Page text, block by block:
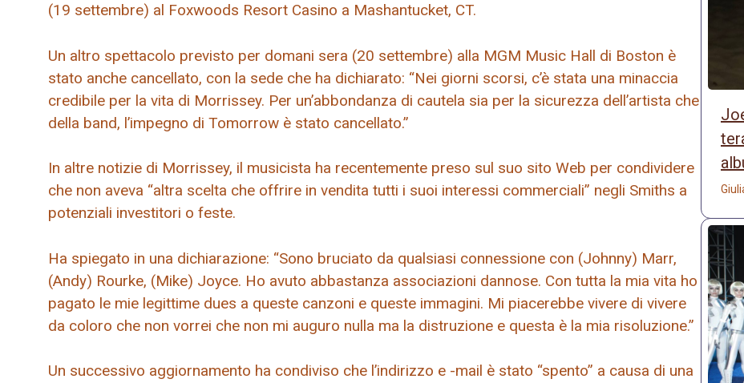
(19 settembre) al Foxwoods Resort Casino a Mashantucket, CT.
Un altro spettacolo previsto per domani sera (20 settembre) alla MGM Music Hall di Boston è
stato anche cancellato, con la sede che ha dichiarato: “Nei giorni scorsi, c’è stata una minaccia
credibile per la vita di Morrissey. Per un’abbondanza di cautela sia per la sicurezza dell’artista che
della band, l’impegno di Tomorrow è stato cancellato.”
In altre notizie di Morrissey, il musicista ha recentemente preso sul suo sito Web per condividere
che non aveva “altra scelta che offrire in vendita tutti i suoi interessi commerciali” negli Smiths a
potenziali investitori o feste.
Ha spiegato in una dichiarazione: “Sono bruciato da qualsiasi connessione con (Johnny) Marr,
(Andy) Rourke, (Mike) Joyce. Ho avuto abbastanza associazioni dannose. Con tutta la mia vita ho
pagato le mie legittime dues a queste canzoni e queste immagini. Mi piacerebbe vivere di vivere
da coloro che non vorrei che non mi auguro nulla ma la distruzione e questa è la mia risoluzione.”
Un successivo aggiornamento ha condiviso che l’indirizzo e -mail è stato “spento” a causa di una